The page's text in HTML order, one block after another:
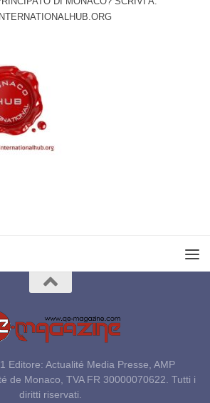
Editore: Actualité Media Presse, AMP
de Monaco, TVA FR 30000070622. Tutti i
diritti riservati.